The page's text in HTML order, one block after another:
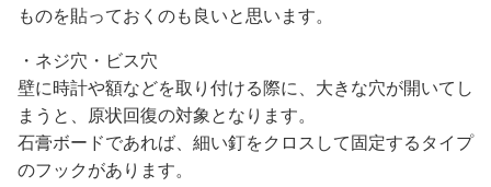
ものを貼っておくのも良いと思います。
・ネジ穴・ビス穴
壁に時計や額などを取り付ける際に、大きな穴が開いてし
まうと、原状回復の対象となります。
石膏ボードであれば、細い釘をクロスして固定するタイプ
のフックがあります。